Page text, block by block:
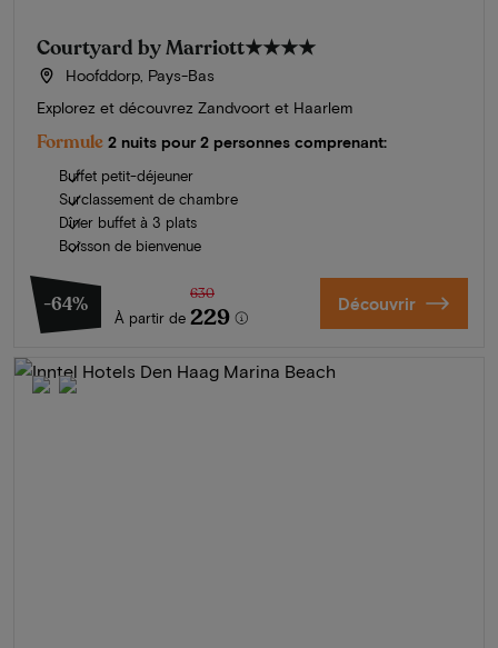
Courtyard by Marriott★★★★
Hoofddorp, Pays-Bas
Explorez et découvrez Zandvoort et Haarlem
Formule 2 nuits pour 2 personnes comprenant:
Buffet petit-déjeuner
Surclassement de chambre
Dîner buffet à 3 plats
Boisson de bienvenue
-64%
À partir de
630
229 Découvrir